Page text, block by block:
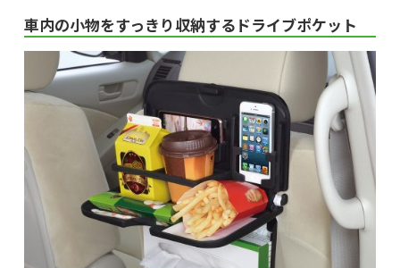
車内の小物をすっきり収納するドライブポケット